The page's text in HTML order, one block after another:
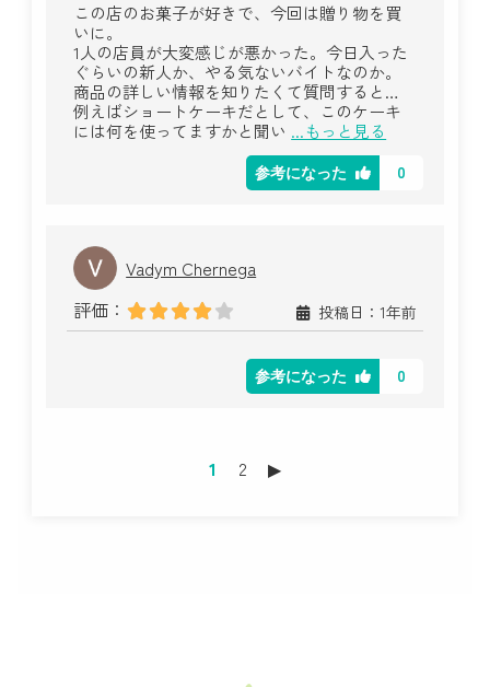
この店のお菓子が好きで、今回は贈り物を買
いに。
1人の店員が大変感じが悪かった。今日入った
ぐらいの新人か、やる気ないバイトなのか。
商品の詳しい情報を知りたくて質問すると…
例えばショートケーキだとして、このケーキ
には何を使ってますかと聞い ...もっと見る
参考になった 0
Vadym Chernega
評価：
投稿日：1年前
参考になった 0
1 2 ▶︎